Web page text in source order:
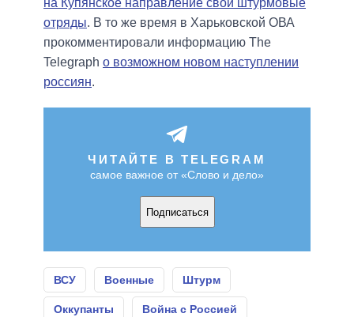
на Купянское направление свои штурмовые
отряды. В то же время в Харьковской ОВА
прокомментировали информацию The
Telegraph о возможном новом наступлении
россиян.
ЧИТАЙТЕ В TELEGRAM
самое важное от «Слово и дело»
Подписаться
ВСУ Военные Штурм
Оккупанты Война с Россией